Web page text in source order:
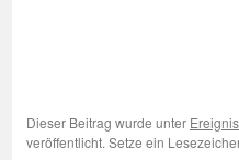
Dieser Beitrag wurde unter
veröffentlicht. Setze ein